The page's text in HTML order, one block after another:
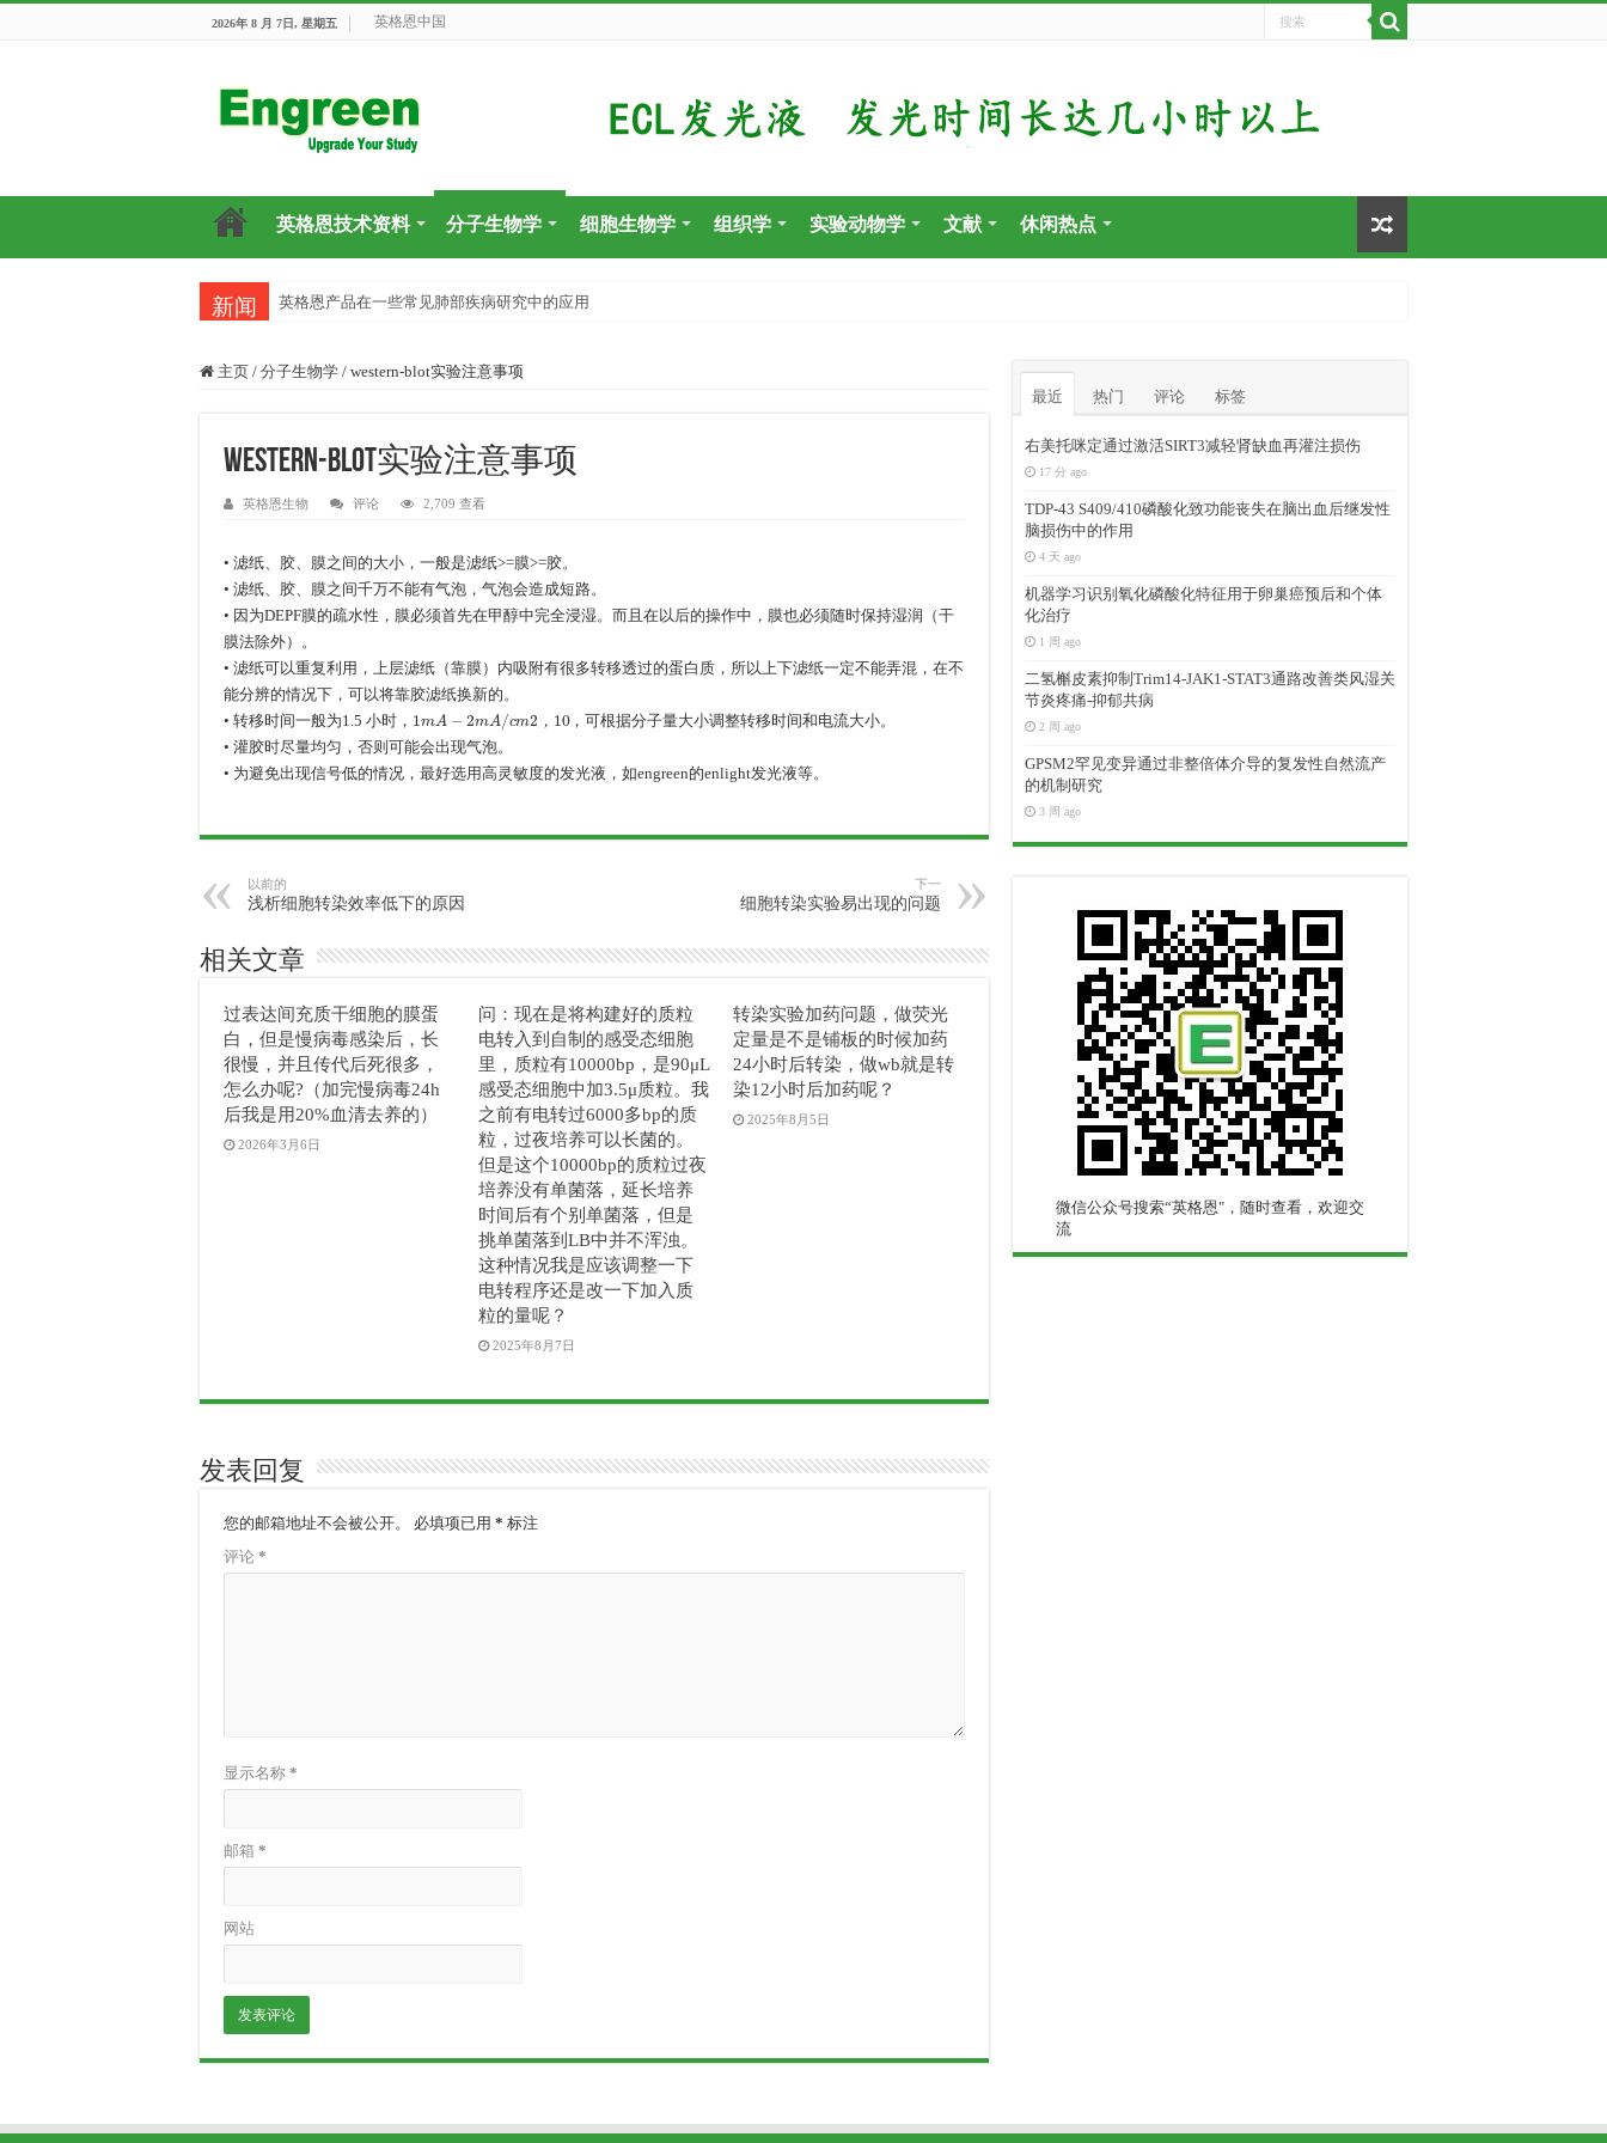
2026年 8 月 7日, 星期五 英格恩中国
英格恩技术资料 分子生物学 细胞生物学 组织学 实验动物学 文献 休闲热点
新闻 英格恩产品在一些常见肺部疾病研究中的应用
目前国内有哪些好的科研交流平台？
主页 / 分子生物学 / western-blot实验注意事项
western-blot实验注意事项
英格恩生物 评论 2,709 查看
• 滤纸、胶、膜之间的大小，一般是滤纸>=膜>=胶。
• 滤纸、胶、膜之间千万不能有气泡，气泡会造成短路。
• 因为DEPF膜的疏水性，膜必须首先在甲醇中完全浸湿。而且在以后的操作中，膜也必须随时保持湿润（干
膜法除外）。
• 滤纸可以重复利用，上层滤纸（靠膜）内吸附有很多转移透过的蛋白质，所以上下滤纸一定不能弄混，在不
能分辨的情况下，可以将靠胶滤纸换新的。
• 转移时间一般为1.5 小时， 1 A− mA m2 ，10
，可根据分子量大小调整转移时间和电流大小。
• 灌胶时尽量均匀，否则可能会出现气泡。
• 为避免出现信号低的情况，最好选用高灵敏度的发光液，如engreen的enlight发光液等。
以前的
浅析细胞转染效率低下的原因
下一
细胞转染实验易出现的问题
相关文章
过表达间充质干细胞的膜蛋
白，但是慢病毒感染后，长
很慢，并且传代后死很多，
怎么办呢?（加完慢病毒24h
后我是用20%血清去养的）
2026年3月6日
问：现在是将构建好的质粒
电转入到自制的感受态细胞
里，质粒有10000bp，是90μL
感受态细胞中加3.5μ质粒。我
之前有电转过6000多bp的质
粒，过夜培养可以长菌的。
但是这个10000bp的质粒过夜
培养没有单菌落，延长培养
时间后有个别单菌落，但是
挑单菌落到LB中并不浑浊。
这种情况我是应该调整一下
电转程序还是改一下加入质
粒的量呢？
2025年8月7日
转染实验加药问题，做荧光
定量是不是铺板的时候加药
24小时后转染，做wb就是转
染12小时后加药呢？
2025年8月5日
发表回复
您的邮箱地址不会被公开。 必填项已用 * 标注
评论 *
显示名称 *
邮箱 *
网站
最近 热门 评论 标签
右美托咪定通过激活SIRT3减轻肾缺血再灌注损伤
17 分 ago
TDP-43 S409/410磷酸化致功能丧失在脑出血后继发性
脑损伤中的作用
4 天 ago
机器学习识别氧化磷酸化特征用于卵巢癌预后和个体
化治疗
1 周 ago
二氢槲皮素抑制Trim14-JAK1-STAT3通路改善类风湿关
节炎疼痛-抑郁共病
2 周 ago
GPSM2罕见变异通过非整倍体介导的复发性自然流产
的机制研究
3 周 ago
微信公众号搜索“英格恩"，随时查看，欢迎交
流